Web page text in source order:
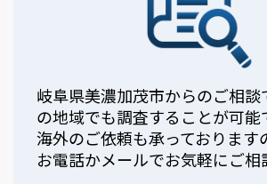
岐阜県美濃加茂市からのご相
の地域でも調査することが可能
海外のご依頼も承っております
お電話かメールでお気軽にご相